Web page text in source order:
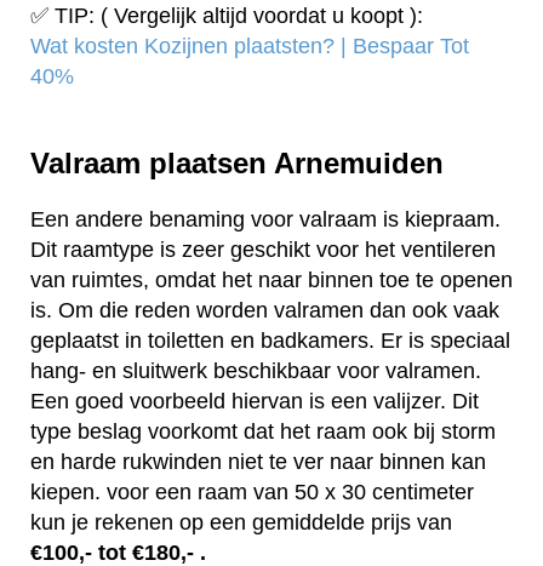
✅ TIP: ( Vergelijk altijd voordat u koopt ):
Wat kosten Kozijnen plaatsten? | Bespaar Tot
40%‎
Valraam plaatsen Arnemuiden
Een andere benaming voor valraam is kiepraam.
Dit raamtype is zeer geschikt voor het ventileren
van ruimtes, omdat het naar binnen toe te openen
is. Om die reden worden valramen dan ook vaak
geplaatst in toiletten en badkamers. Er is speciaal
hang- en sluitwerk beschikbaar voor valramen.
Een goed voorbeeld hiervan is een valijzer. Dit
type beslag voorkomt dat het raam ook bij storm
en harde rukwinden niet te ver naar binnen kan
kiepen. voor een raam van 50 x 30 centimeter
kun je rekenen op een gemiddelde prijs van
€100,- tot €180,- .